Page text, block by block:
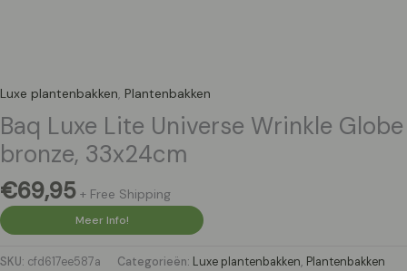
Luxe plantenbakken, Plantenbakken
Baq Luxe Lite Universe Wrinkle Globe
bronze, 33x24cm
€69,95 + Free Shipping
Meer Info!
SKU: cfd617ee587a Categorieën: Luxe plantenbakken, Plantenbakken